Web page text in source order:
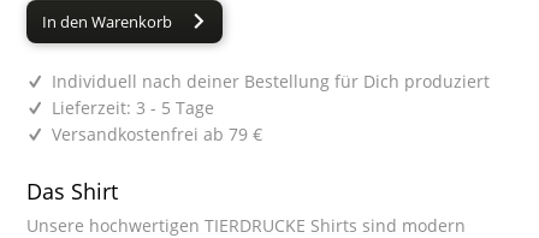
In den Warenkorb
Individuell nach deiner Bestellung für Dich produziert
Lieferzeit: 3 - 5 Tage
Versandkostenfrei ab 79 €
Das Shirt
Unsere hochwertigen TIERDRUCKE Shirts sind modern